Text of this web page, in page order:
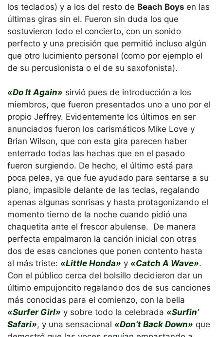
los teclados) y a los del resto de Beach Boys en las
últimas giras sin el. Fueron sin duda los que
sostuvieron todo el concierto, con un sonido
perfecto y una precisión que permitió incluso algún
que otro lucimiento personal (como por ejemplo el
de su percusionista o el de su saxofonista).
«Do It Again» sirvió pues de introducción a los
miembros, que fueron presentados uno a uno por el
propio Jeffrey. Evidentemente los últimos en ser
anunciados fueron los carismáticos Mike Love y
Brian Wilson, que con esta gira parecen haber
enterrado todas las hachas que en el pasado
fueron surgiendo. De hecho, el último está para
poca pelea, ya que fue ayudado para sentarse a su
piano, impasible delante de las teclas, regalando
apenas algunas sonrisas y hasta protagonizando el
momento tierno de la noche cuando pidió una
chaquetita ante el frescor abulense. De manera
perfecta empalmaron la canción inicial con otras
dos de esas canciones que ponen contento hasta
al más triste: «Little Honda» y «Catch A Wave».
Con el público cerca del bolsillo decidieron dar un
último empujoncito regalando dos de sus canciones
más conocidas para el comienzo, con la bella
«Surfer Girl» y sobre todo la celebrada «Surfin’
Safari», y una sensacional «Don’t Back Down» que